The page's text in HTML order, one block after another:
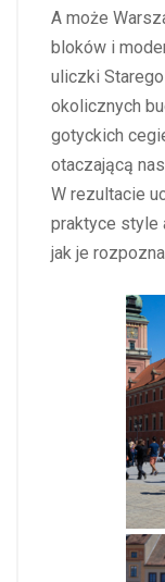
A może
bloków i
uliczki
okolicznych
gotyckich
otaczającą
W rezultacie
praktyce style
jak je